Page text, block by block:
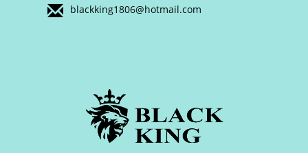
blackking1806@hotmail.com